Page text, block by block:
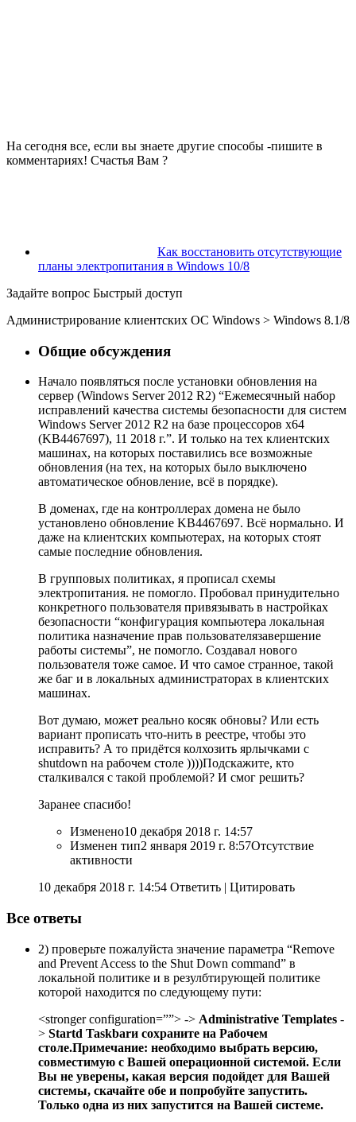
На сегодня все, если вы знаете другие способы -пишите в
комментариях! Счастья Вам ?
Как восстановить отсутствующие
планы электропитания в Windows 10/8
Задайте вопрос Быстрый доступ
Администрирование клиентских ОС Windows > Windows 8.1/8
Общие обсуждения
Начало появляться после установки обновления на
сервер (Windows Server 2012 R2) “Ежемесячный набор
исправлений качества системы безопасности для систем
Windows Server 2012 R2 на базе процессоров x64
(KB4467697), 11 2018 г.”. И только на тех клиентских
машинах, на которых поставились все возможные
обновления (на тех, на которых было выключено
автоматическое обновление, всё в порядке).
В доменах, где на контроллерах домена не было
установлено обновление KB4467697. Всё нормально. И
даже на клиентских компьютерах, на которых стоят
самые последние обновления.
В групповых политиках, я прописал схемы
электропитания. не помогло. Пробовал принудительно
конкретного пользователя привязывать в настройках
безопасности “конфигурация компьютера локальная
политика назначение прав пользователязавершение
работы системы”, не помогло. Создавал нового
пользователя тоже самое. И что самое странное, такой
же баг и в локальных администраторах в клиентских
машинах.
Вот думаю, может реально косяк обновы? Или есть
вариант прописать что-нить в реестре, чтобы это
исправить? А то придётся колхозить ярлычками с
shutdown на рабочем столе ))))Подскажите, кто
сталкивался с такой проблемой? И смог решить?
Заранее спасибо!
Изменено10 декабря 2018 г. 14:57
Изменен тип2 января 2019 г. 8:57Отсутствие
активности
10 декабря 2018 г. 14:54 Ответить | Цитировать
Все ответы
2) проверьте пожалуйста значение параметра “Remove
and Prevent Access to the Shut Down command” в
локальной политике и в резулбтирующей политике
которой находится по следующему пути:
<stronger configuration=””> -> Administrative Templates -
> Startd Taskbarи сохраните на Рабочем
столе.Примечание: необходимо выбрать версию,
совместимую с Вашей операционной системой. Если
Вы не уверены, какая версия подойдет для Вашей
системы, скачайте обе и попробуйте запустить.
Только одна из них запустится на Вашей системе.